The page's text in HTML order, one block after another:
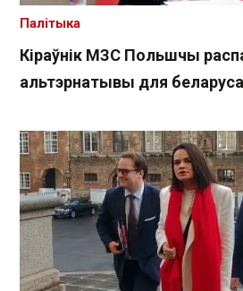
Кіраўнік МЗС Польшчы
альтэрнатывы для
Палітыка